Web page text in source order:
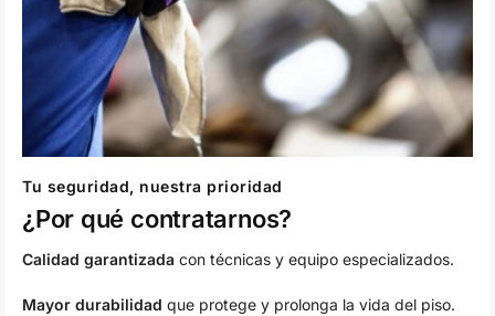
Tu seguridad, nuestra prioridad
¿Por qué contratarnos?
Calidad garantizada con técnicas y equipo especializados.
Mayor durabilidad que protege y prolonga la vida del piso.